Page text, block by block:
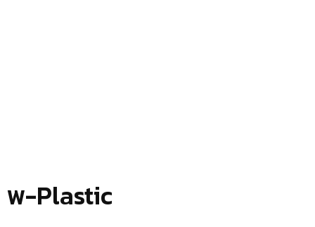
พ-Plastic